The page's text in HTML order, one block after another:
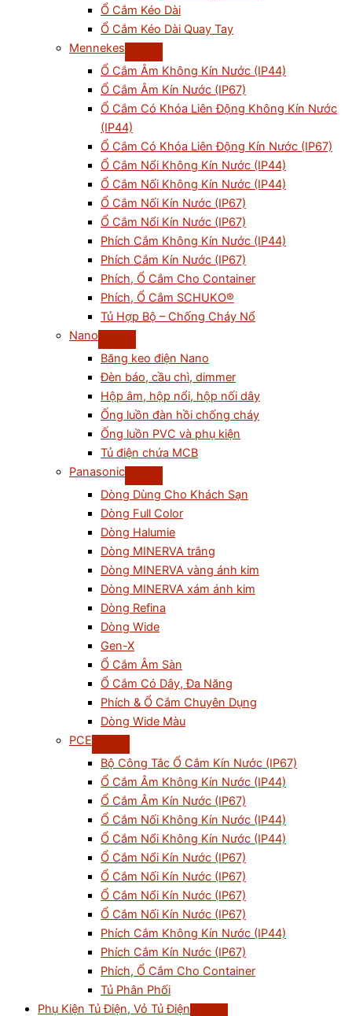
Ổ Cắm Kéo Dài
Ổ Cắm Kéo Dài Quay Tay
Mennekes
Ổ Cắm Âm Không Kín Nước (IP44)
Ổ Cắm Âm Kín Nước (IP67)
Ổ Cắm Có Khóa Liên Động Không Kín Nước
(IP44)
Ổ Cắm Có Khóa Liên Động Kín Nước (IP67)
Ổ Cắm Nổi Không Kín Nước (IP44)
Ổ Cắm Nối Không Kín Nước (IP44)
Ổ Cắm Nối Kín Nước (IP67)
Ổ Cắm Nổi Kín Nước (IP67)
Phích Cắm Không Kín Nước (IP44)
Phích Cắm Kín Nước (IP67)
Phích, Ổ Cắm Cho Container
Phích, Ổ Cắm SCHUKO®
Tủ Hợp Bộ – Chống Cháy Nổ
Nano
Băng keo điện Nano
Đèn báo, cầu chì, dimmer
Hộp âm, hộp nổi, hộp nối dây
Ống luồn đàn hồi chống cháy
Ống luồn PVC và phụ kiện
Tủ điện chứa MCB
Panasonic
Dòng Dùng Cho Khách Sạn
Dòng Full Color
Dòng Halumie
Dòng MINERVA trắng
Dòng MINERVA vàng ánh kim
Dòng MINERVA xám ánh kim
Dòng Refina
Dòng Wide
Gen-X
Ổ Cắm Âm Sàn
Ổ Cắm Có Dây, Đa Năng
Phích & Ổ Cắm Chuyên Dụng
Dòng Wide Màu
PCE
Bộ Công Tắc Ổ Cắm Kín Nước (IP67)
Ổ Cắm Âm Không Kín Nước (IP44)
Ổ Cắm Âm Kín Nước (IP67)
Ổ Cắm Nối Không Kín Nước (IP44)
Ổ Cắm Nổi Không Kín Nước (IP44)
Ổ Cắm Nổi Kín Nước (IP67)
Ổ Cắm Nối Kín Nước (IP67)
Ổ Cắm Nổi Kín Nước (IP67)
Ổ Cắm Nối Kín Nước (IP67)
Phích Cắm Không Kín Nước (IP44)
Phích Cắm Kín Nước (IP67)
Phích, Ổ Cắm Cho Container
Tủ Phân Phối
Phụ Kiện Tủ Điện, Vỏ Tủ Điện